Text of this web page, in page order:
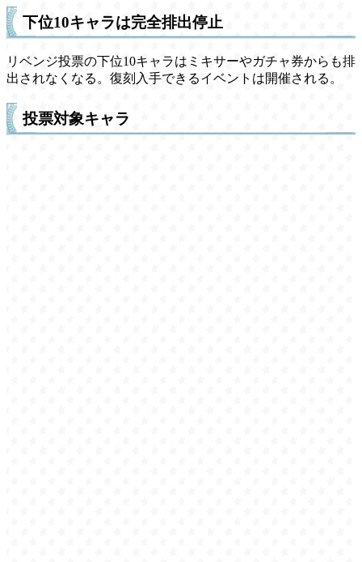
下位10キャラは完全排出停止
リベンジ投票の下位10キャラはミキサーやガチャ券からも排
出されなくなる。復刻入手できるイベントは開催される。
投票対象キャラ